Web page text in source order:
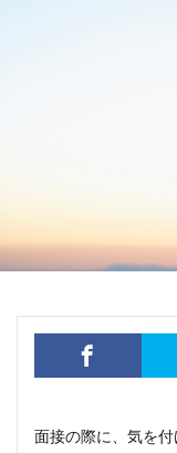
面接の際に、気を